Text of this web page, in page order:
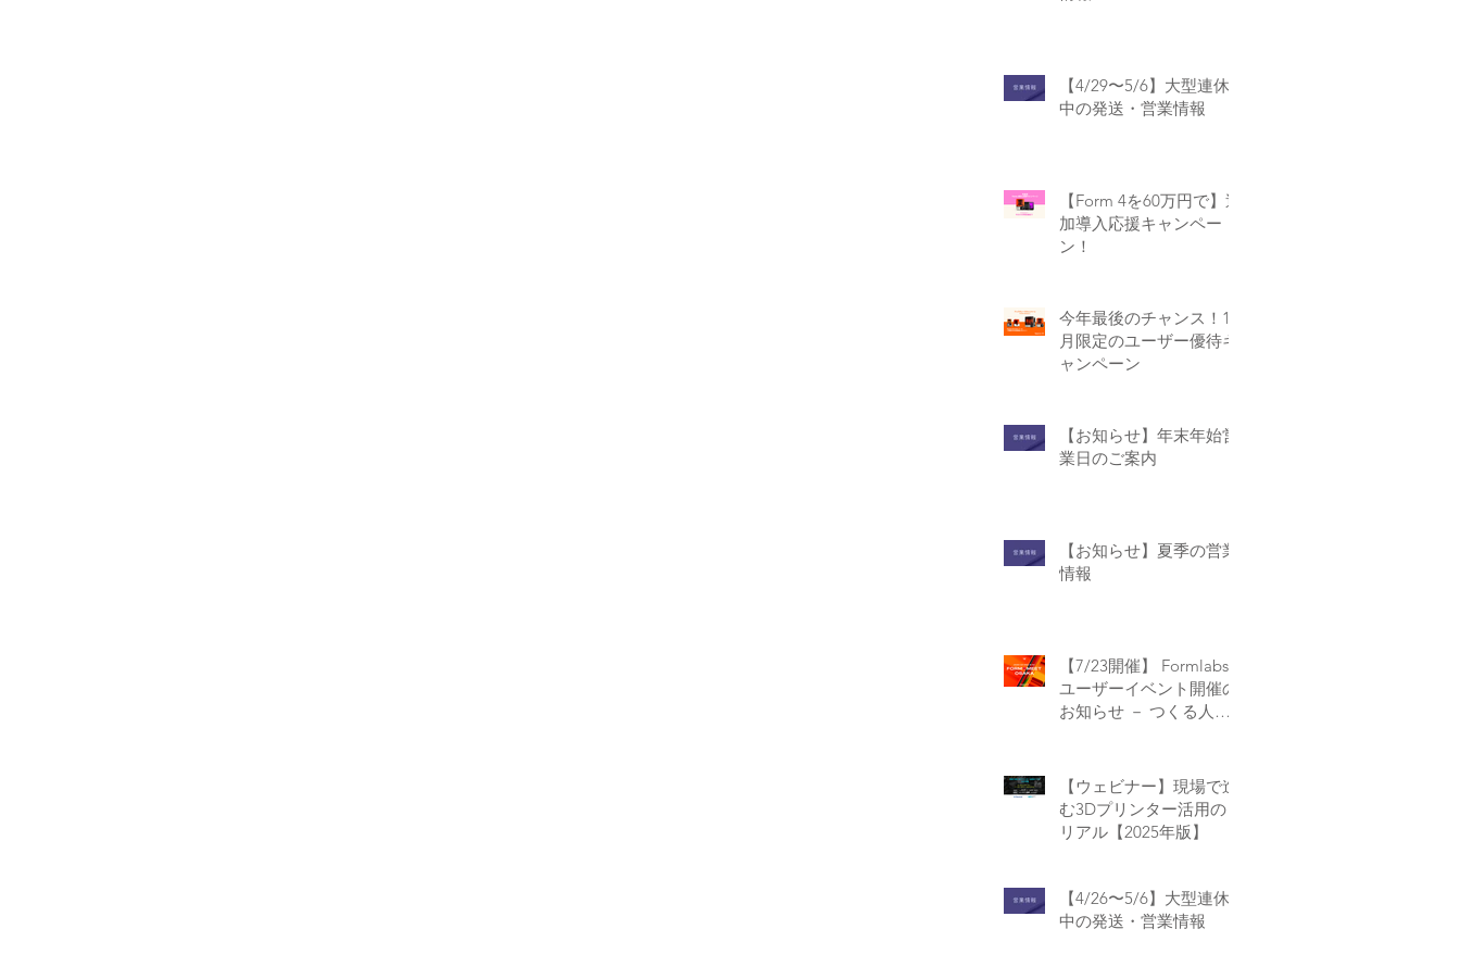
【4/29〜5/6】大型連休
中の発送・営業情報
【Form 4を60万円で】追
加導入応援キャンペー
ン！
今年最後のチャンス！12
月限定のユーザー優待キ
ャンペーン
【お知らせ】年末年始営
業日のご案内
【お知らせ】夏季の営業
情報
【7/23開催】 Formlabs
ユーザーイベント開催の
お知らせ － つくる人が
Osaka】
【ウェビナー】現場で進
む3Dプリンター活用の
リアル【2025年版】
【4/26〜5/6】大型連休
中の発送・営業情報